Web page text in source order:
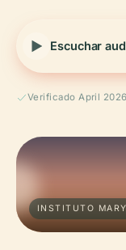
Escuchar
Verificado April 2026
INSTITUTO